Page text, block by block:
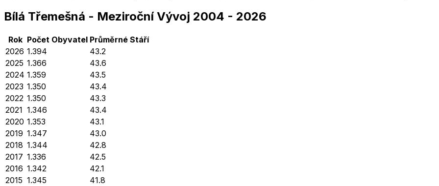
Bílá Třemešná - Meziroční Vývoj 2004 - 2026
Rok Počet Obyvatel Průměrné Stáří
2026 1.394
43.2
2025 1.366
43.6
2024 1.359
43.5
2023 1.350
43.4
2022 1.350
43.3
2021 1.346
43.4
2020 1.353
43.1
2019 1.347
43.0
2018 1.344
42.8
2017 1.336
42.5
2016 1.342
42.1
2015 1.345
41.8